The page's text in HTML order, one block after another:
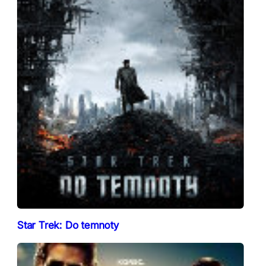
Star Trek: Do temnoty